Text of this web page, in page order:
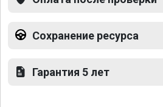
Сохранение ресурса
Гарантия 5 лет